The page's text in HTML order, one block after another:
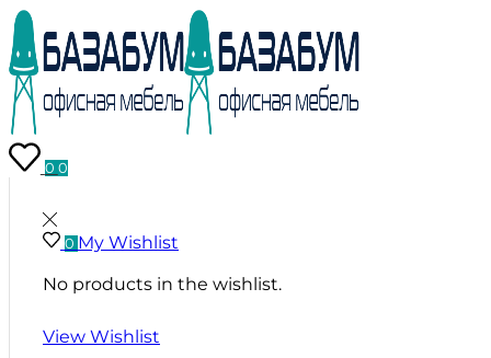
0 0
0 My Wishlist
No products in the wishlist.
View Wishlist